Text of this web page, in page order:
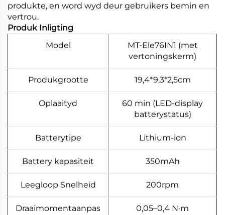
produkte, en word wyd deur gebruikers bemin en
vertrou.
Produk Inligting
Model
MT-Ele76IN1 (met
vertoningskerm)
Produkgrootte 19,4*9,3*2,5cm
Oplaaityd
60 min (LED-display
batterystatus)
Batterytipe Lithium-ion
Battery kapasiteit 350mAh
Leegloop Snelheid 200rpm
Draaimomentaanpas
0,05–0,4 N·m